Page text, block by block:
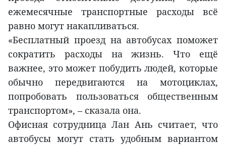
ежемесячные транспортные расходы всё
равно могут накапливаться.
«Бесплатный проезд на автобусах поможет
сократить расходы на жизнь. Что ещё
важнее, это может побудить людей, которые
обычно передвигаются на мотоциклах,
попробовать пользоваться общественным
транспортом», – сказала она.
Офисная сотрудница Лан Ань считает, что
автобусы могут стать удобным вариантом